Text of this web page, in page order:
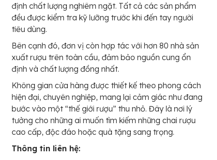
định chất lượng nghiêm ngặt. Tất cả các sản phẩm
đều được kiểm tra kỹ lưỡng trước khi đến tay người
tiêu dùng.
Bên cạnh đó, đơn vị còn hợp tác với hơn 80 nhà sản
xuất rượu trên toàn cầu, đảm bảo nguồn cung ổn
định và chất lượng đồng nhất.
Không gian cửa hàng được thiết kế theo phong cách
hiện đại, chuyên nghiệp, mang lại cảm giác như đang
bước vào một “thế giới rượu” thu nhỏ. Đây là nơi lý
tưởng cho những ai muốn tìm kiếm những chai rượu
cao cấp, độc đáo hoặc quà tặng sang trọng.
Thông tin liên hệ: